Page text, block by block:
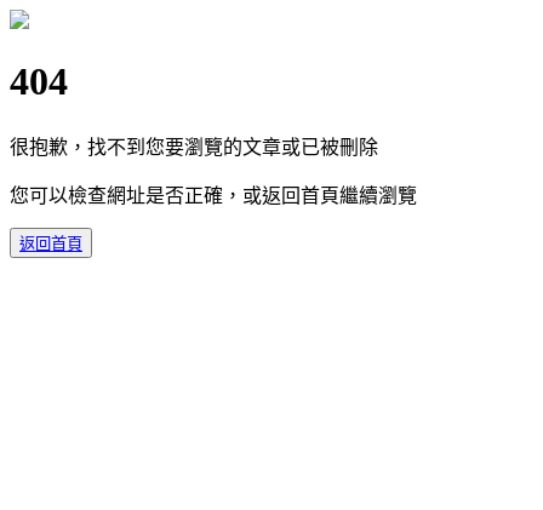
404
很抱歉，找不到您要瀏覽的文章或已被刪除
您可以檢查網址是否正確，或返回首頁繼續瀏覽
返回首頁